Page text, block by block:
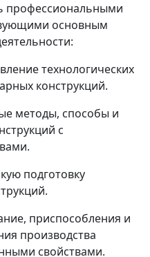
профессиональными
основным
технологических
конструкций.
методы, способы и
с
подготовку
приспособления и
производства
свойствами.